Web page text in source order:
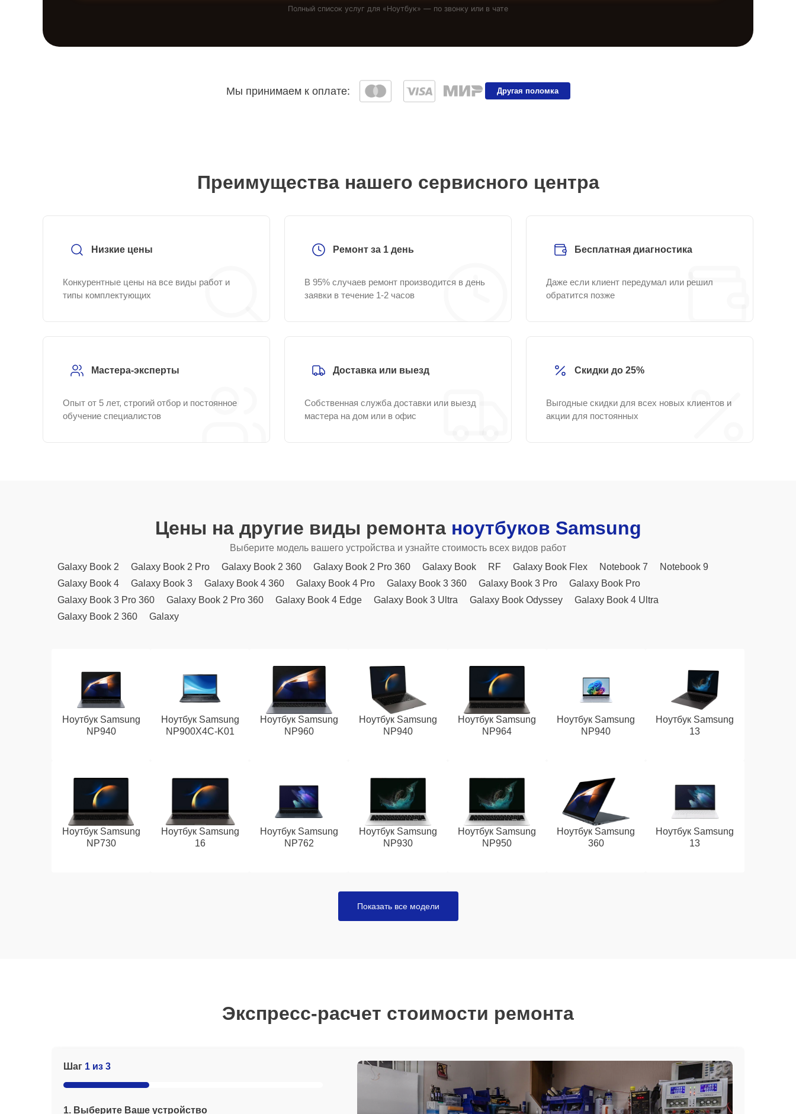
Полный список услуг для «Ноутбук» — по звонку или в чате
Мы принимаем к оплате: Другая поломка
Преимущества нашего сервисного центра
Низкие цены
Конкурентные цены на все виды работ и
типы комплектующих
Ремонт за 1 день
В 95% случаев ремонт производится в день
заявки в течение 1-2 часов
Бесплатная диагностика
Даже если клиент передумал или решил
обратится позже
Мастера-эксперты
Опыт от 5 лет, строгий отбор и постоянное
обучение специалистов
Доставка или выезд
Собственная служба доставки или выезд
мастера на дом или в офис
Скидки до 25%
Выгодные скидки для всех новых клиентов и
акции для постоянных
Цены на другие виды ремонта ноутбуков Samsung
Выберите модель вашего устройства и узнайте стоимость всех видов работ
Galaxy Book 2
Galaxy Book 2 Pro Galaxy Book 2 360 Galaxy Book 2 Pro 360 Galaxy Book RF Galaxy Book Flex Notebook 7
Notebook 9
Galaxy Book 4
Galaxy Book 3 Galaxy Book 4 360 Galaxy Book 4 Pro Galaxy Book 3 360 Galaxy Book 3 Pro
Galaxy Book Pro
Galaxy Book 3 Pro 360
Galaxy Book 2 Pro 360 Galaxy Book 4 Edge Galaxy Book 3 Ultra Galaxy Book Odyssey
Galaxy Book 4 Ultra
Galaxy Book 2 360
Galaxy
Ноутбук Samsung
NP940
Ноутбук Samsung
NP900X4C-K01
Ноутбук Samsung
NP960
Ноутбук Samsung
NP940
Ноутбук Samsung
NP964
Ноутбук Samsung
NP940
Ноутбук Samsung
13
Ноутбук Samsung
NP730
Ноутбук Samsung
16
Ноутбук Samsung
NP762
Ноутбук Samsung
NP930
Ноутбук Samsung
NP950
Ноутбук Samsung
360
Ноутбук Samsung
13
Показать все модели
Экспресс-расчет стоимости ремонта
Шаг 1 из 3
1. Выберите Ваше устройство